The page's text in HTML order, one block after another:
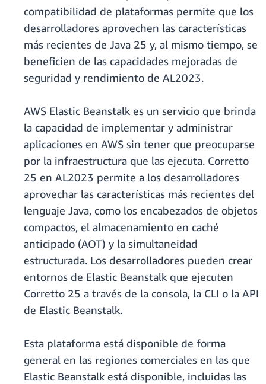
compatibilidad de plataformas permite que los
desarrolladores aprovechen las características
más recientes de Java 25 y, al mismo tiempo, se
beneficien de las capacidades mejoradas de
seguridad y rendimiento de AL2023.
AWS Elastic Beanstalk es un servicio que brinda
la capacidad de implementar y administrar
aplicaciones en AWS sin tener que preocuparse
por la infraestructura que las ejecuta. Corretto
25 en AL2023 permite a los desarrolladores
aprovechar las características más recientes del
lenguaje Java, como los encabezados de objetos
compactos, el almacenamiento en caché
anticipado (AOT) y la simultaneidad
estructurada. Los desarrolladores pueden crear
entornos de Elastic Beanstalk que ejecuten
Corretto 25 a través de la consola, la CLI o la API
de Elastic Beanstalk.
Esta plataforma está disponible de forma
general en las regiones comerciales en las que
Elastic Beanstalk está disponible, incluidas las